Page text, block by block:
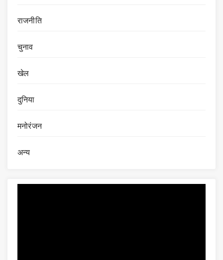
राजनीति
चुनाव
खेल
दुनिया
मनोरंजन
अन्य